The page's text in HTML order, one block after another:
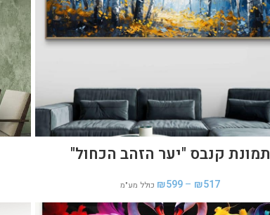
תמונת קנבס "יער הזהב הכחול"
₪517
–
₪599 כולל מע"מ